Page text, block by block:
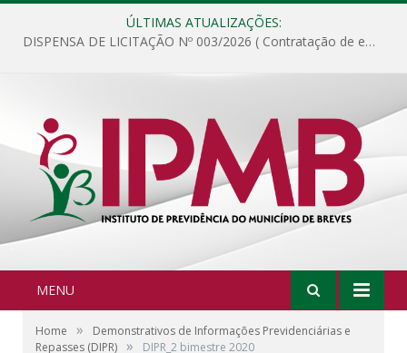
ÚLTIMAS ATUALIZAÇÕES:
DISPENSA DE LICITAÇÃO Nº 003/2026 ( Contratação de empresa para fornecimento de gêneros alimentícios não perecíveis, materiais de expediente, descartáveis, copa e cozinha, para análise e posterior publicação.)
MENU
Home »
Demonstrativos de Informações Previdenciárias e
Repasses (DIPR) » DIPR_2 bimestre 2020